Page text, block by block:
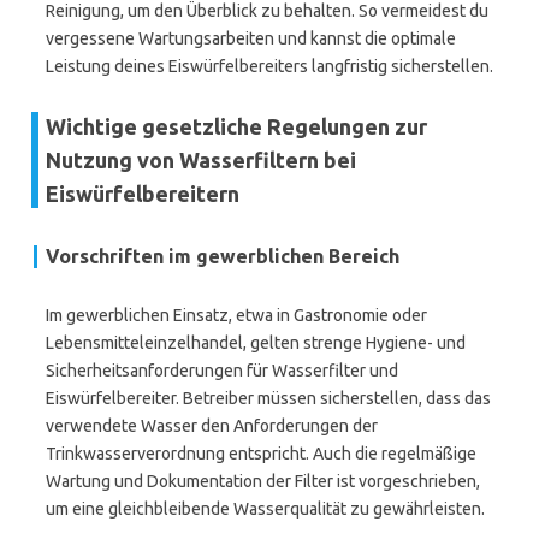
Reinigung, um den Überblick zu behalten. So vermeidest du
vergessene Wartungsarbeiten und kannst die optimale
Leistung deines Eiswürfelbereiters langfristig sicherstellen.
Wichtige gesetzliche Regelungen zur
Nutzung von Wasserfiltern bei
Eiswürfelbereitern
Vorschriften im gewerblichen Bereich
Im gewerblichen Einsatz, etwa in Gastronomie oder
Lebensmitteleinzelhandel, gelten strenge Hygiene- und
Sicherheitsanforderungen für Wasserfilter und
Eiswürfelbereiter. Betreiber müssen sicherstellen, dass das
verwendete Wasser den Anforderungen der
Trinkwasserverordnung entspricht. Auch die regelmäßige
Wartung und Dokumentation der Filter ist vorgeschrieben,
um eine gleichbleibende Wasserqualität zu gewährleisten.